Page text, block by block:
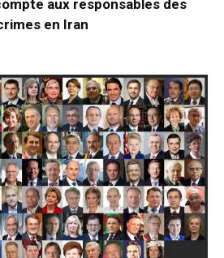
aux responsables des
en Iran